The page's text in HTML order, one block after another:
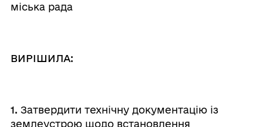
міська рада
ВИРІШИЛА:
1. Затвердити технічну документацію із
землеустрою щодо встановлення